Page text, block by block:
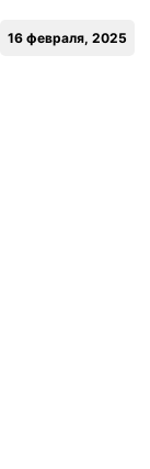
16 февраля, 2025